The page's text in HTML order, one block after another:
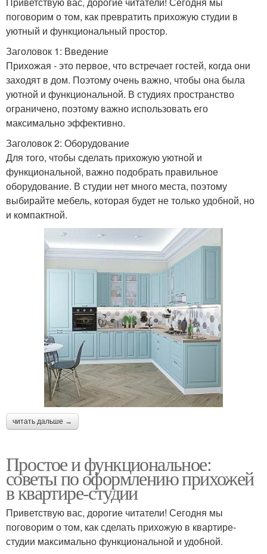
поговорим о том, как превратить прихожую студии в
уютный и функциональный простор.
Заголовок 1: Введение
Прихожая - это первое, что встречает гостей, когда они
заходят в дом. Поэтому очень важно, чтобы она была
уютной и функциональной. В студиях пространство
ограничено, поэтому важно использовать его
максимально эффективно.
Заголовок 2: Оборудование
Для того, чтобы сделать прихожую уютной и
функциональной, важно подобрать правильное
оборудование. В студии нет много места, поэтому
выбирайте мебель, которая будет не только удобной, но
и компактной.
читать дальше →
Простое и функциональное:
советы по оформлению прихожей
в квартире-студии
Приветствую вас, дорогие читатели! Сегодня мы
поговорим о том, как сделать прихожую в квартире-
студии максимально функциональной и удобной.